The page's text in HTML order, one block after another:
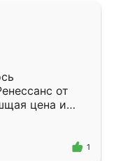
от
цена и
Приехавший
1